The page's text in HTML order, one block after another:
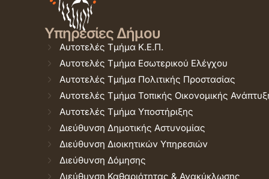
Υπηρεσίες Δήμου
Αυτοτελές Τμήμα Κ.Ε.Π.
Αυτοτελές Τμήμα Εσωτερικού Ελέγχου
Αυτοτελές Τμήμα Πολιτικής Προστασίας
Αυτοτελές Τμήμα Τοπικής Οικονομικής
Αυτοτελές Τμήμα Υποστήριξης
Διεύθυνση Δημοτικής Αστυνομίας
Διεύθυνση Διοικητικών Υπηρεσιών
Διεύθυνση Δόμησης
Διεύθυνση Καθαριότητας & Ανακύκλωσης